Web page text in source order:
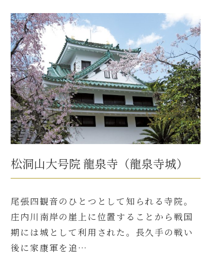
松洞山大号院 龍泉寺（龍泉寺城）
尾張四観音のひとつとして知られる寺院。
庄内川南岸の崖上に位置することから戦国
期には城として利用された。長久手の戦い
後に家康軍を追…